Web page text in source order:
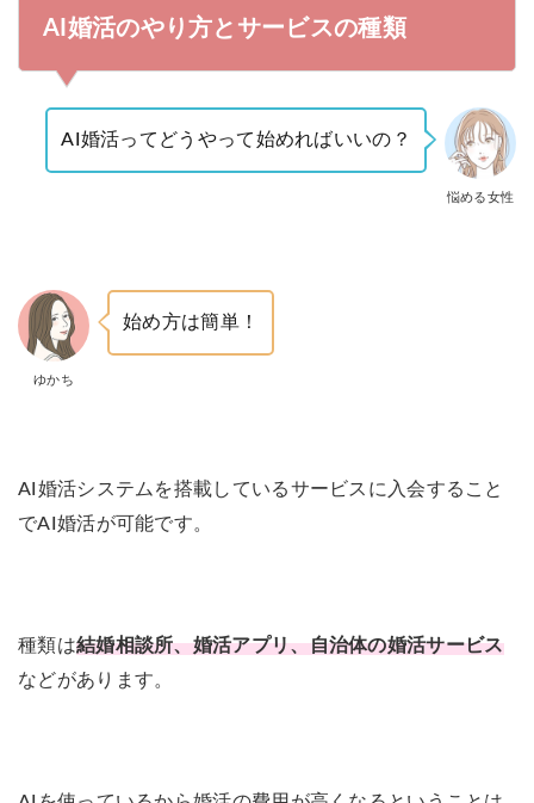
AI婚活のやり方とサービスの種類
悩める女性
AI婚活ってどうやって始めればいいの？
ゆかち
始め方は簡単！
AI婚活システムを搭載しているサービスに入会すること
でAI婚活が可能です。
種類は結婚相談所、婚活アプリ、自治体の婚活サービス
などがあります。